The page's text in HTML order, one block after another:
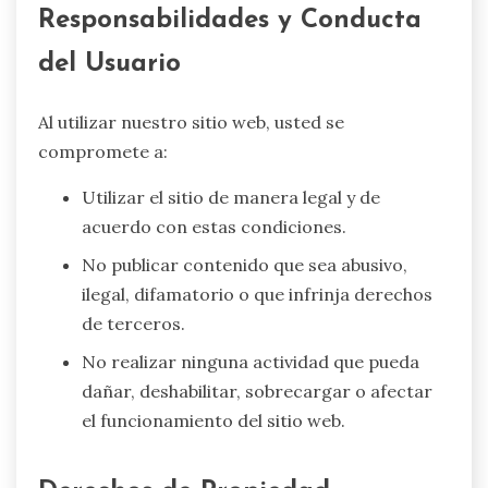
Responsabilidades y Conducta
del Usuario
Al utilizar nuestro sitio web, usted se
compromete a:
Utilizar el sitio de manera legal y de
acuerdo con estas condiciones.
No publicar contenido que sea abusivo,
ilegal, difamatorio o que infrinja derechos
de terceros.
No realizar ninguna actividad que pueda
dañar, deshabilitar, sobrecargar o afectar
el funcionamiento del sitio web.